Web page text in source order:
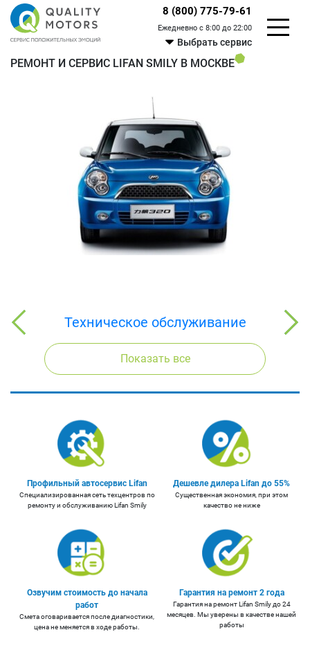
8 (800) 775-79-61
Ежедневно с 8:00 до 22:00
Выбрать сервис
РЕМОНТ И СЕРВИС LIFAN SMILY В МОСКВЕ
Техническое обслуживание
Показать все
Профильный автосервис Lifan
Cпециализированная сеть техцентров по
ремонту и обслуживанию Lifan Smily
Дешевле дилера Lifan до 55%
Существенная экономия, при этом
качество не ниже
Озвучим стоимость до начала
работ
Смета оговаривается после диагностики,
цена не меняется в ходе работы.
Гарантия на ремонт 2 года
Гарантия на ремонт Lifan Smily до 24
месяцев. Мы уверены в качестве нашей
работы